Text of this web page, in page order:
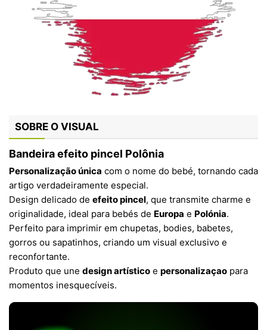
SOBRE O VISUAL
Bandeira efeito pincel Polônia
Personalização única com o nome do bebé, tornando cada
artigo verdadeiramente especial.
Design delicado de efeito pincel, que transmite charme e
originalidade, ideal para bebés de Europa e Polónia.
Perfeito para imprimir em chupetas, bodies, babetes,
gorros ou sapatinhos, criando um visual exclusivo e
reconfortante.
Produto que une design artístico e personalizaçao para
momentos inesquecíveis.